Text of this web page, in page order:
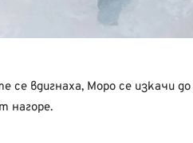
се вдигнаха, Моро се изкачи до
нагоре.